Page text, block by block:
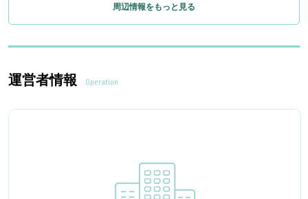
周辺情報をもっと見る
運営者情報 Operation